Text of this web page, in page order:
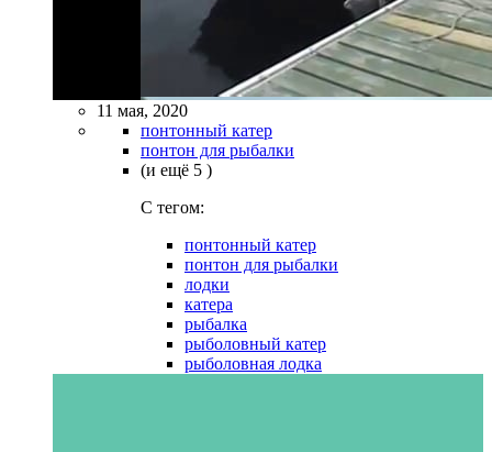
11 мая, 2020
понтонный катер
понтон для рыбалки
(и ещё 5 )
C тегом:
понтонный катер
понтон для рыбалки
лодки
катера
рыбалка
рыболовный катер
рыболовная лодка